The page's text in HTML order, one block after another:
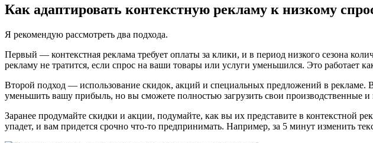
Как адаптировать контекстную рекламу к низкому
Я рекомендую рассмотреть два подхода.
Первый — контекстная реклама требует оплаты за клики, и в период низкого сезона
рекламу не тратится, если спрос на ваши товары или услуги уменьшился. Это работает
Второй подход — использование скидок, акций и специальных предложений в
уменьшить вашу прибыль, но вы сможете полностью загрузить свои производственные
Заранее продумайте скидки и акции, подумайте, как вы их представите в контекстной
упадет, и вам придется срочно что-то предпринимать. Например, за 5 минут изменить